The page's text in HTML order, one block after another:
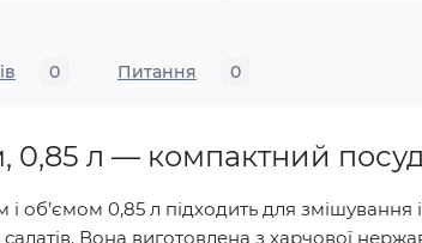
0 Питання 0
0,85 л — компактний
об’ємом 0,85 л підходить для змішування
Вона виготовлена з харчової